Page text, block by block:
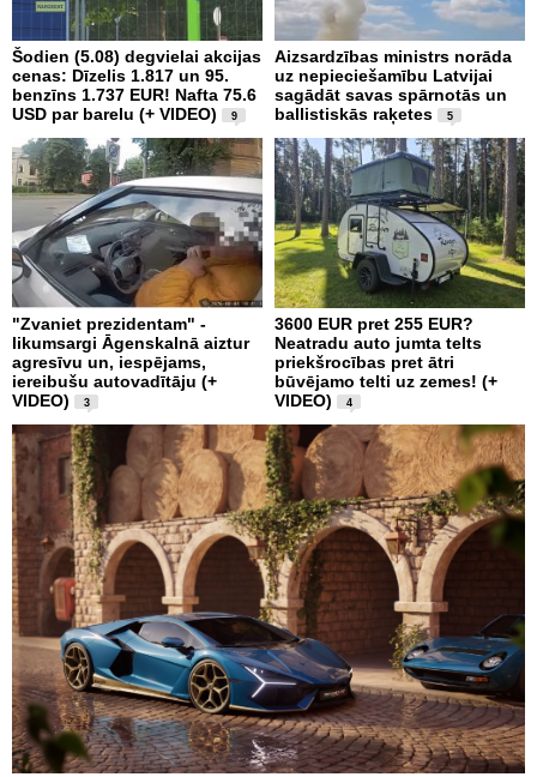
Šodien (5.08) degvielai akcijas
cenas: Dīzelis 1.817 un 95.
benzīns 1.737 EUR! Nafta 75.6
USD par barelu (+ VIDEO)
9
Aizsardzības ministrs norāda
uz nepieciešamību Latvijai
sagādāt savas spārnotās un
ballistiskās raķetes
5
"Zvaniet prezidentam" -
likumsargi Āgenskalnā aiztur
agresīvu un, iespējams,
iereibušu autovadītāju (+
VIDEO)
3
3600 EUR pret 255 EUR?
Neatradu auto jumta telts
priekšrocības pret ātri
būvējamo telti uz zemes! (+
VIDEO)
4